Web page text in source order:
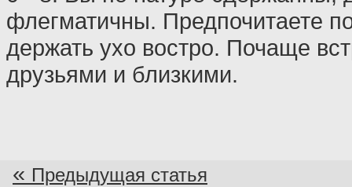
флегматичны. Предпочитаете
держать ухо востро. Почаще
друзьями и близкими.
« Предыдущая статья